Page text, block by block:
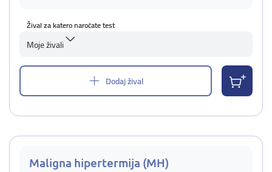
Žival za katero naročate test
Moje živali
Dodaj žival
Maligna hipertermija (MH)